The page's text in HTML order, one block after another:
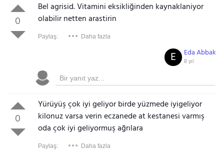
0
Bel agrisid. Vitamini eksikliğinden kaynaklaniyor
olabilir netten arastirin
Paylaş: Daha fazla
Eda Abbak
8 yıl
E
0
Yürüyüş çok iyi geliyor birde yüzmede iyigeliyor
kilonuz varsa verin eczanede at kestanesi varmış
oda çok iyi geliyormuş ağrılara
Paylaş: Daha fazla